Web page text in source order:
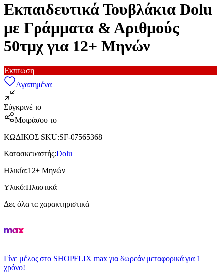
Εκπαιδευτικά Τουβλάκια Dolu
με Γράμματα & Αριθμούς
50τμχ για 12+ Μηνών
Έκπτωση
Αγαπημένα
Σύγκρινέ το
Μοιράσου το
ΚΩΔΙΚΟΣ SKU:SF-07565368
Κατασκευαστής:Dolu
Ηλικία:12+ Μηνών
Υλικό:Πλαστικά
Δες όλα τα χαρακτηριστικά
Γίνε μέλος στο SHOPFLIX max για δωρεάν μεταφορικά για 1
χρόνο!